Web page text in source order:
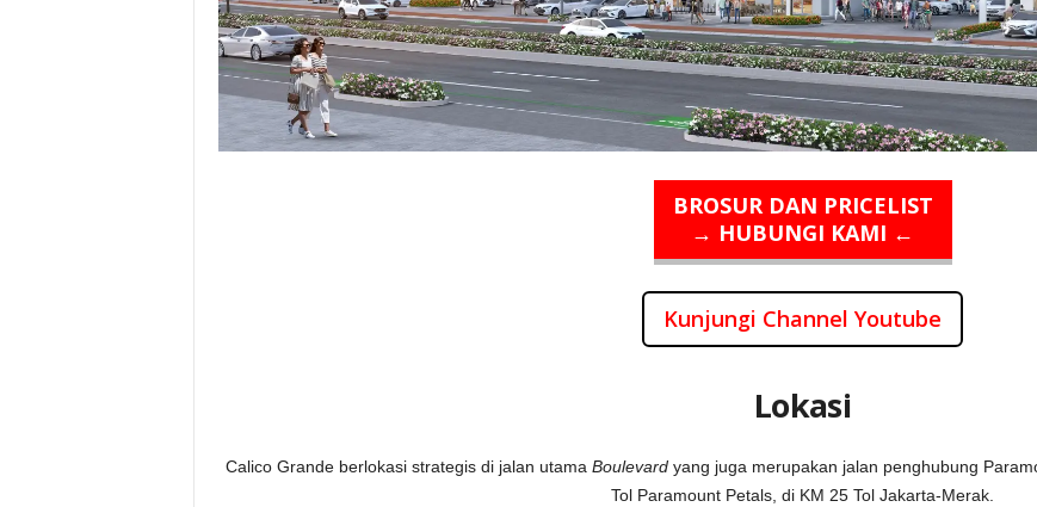
BROSUR DAN PRICELIST
→ HUBUNGI KAMI ←
Kunjungi Channel Youtube
Lokasi
Calico Grande berlokasi strategis di jalan utama Boulevard yang juga merupakan jalan penghubung
Tol Paramount Petals, di KM 25 Tol Jakarta-Merak.